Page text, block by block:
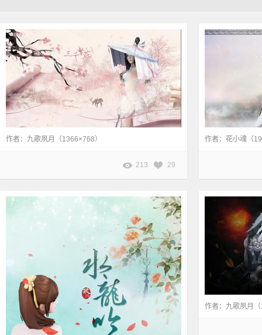
作者：花小魂（
作者：九歌夙月（1366×768）
213 29
作者：九歌夙月